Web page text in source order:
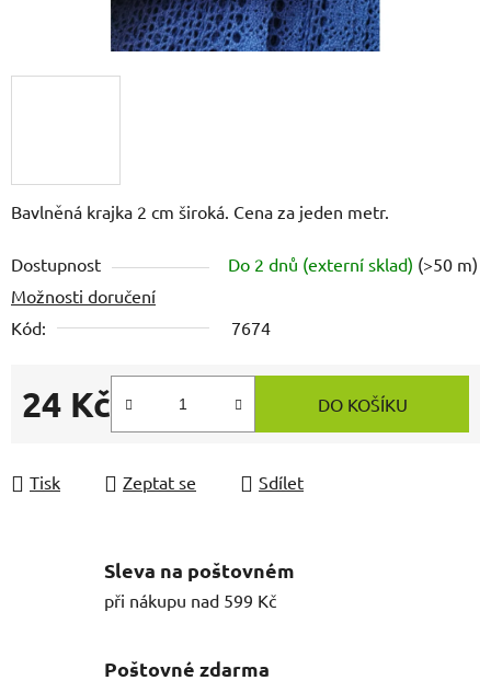
Bavlněná krajka 2 cm široká. Cena za jeden metr.
Dostupnost Do 2 dnů (externí sklad) (>50 m)
Možnosti doručení
Kód:
7674
24 Kč
Měrná cena:
DO KOŠÍKU
Tisk Zeptat se Sdílet
Sleva na poštovném
při nákupu nad 599 Kč
Poštovné zdarma